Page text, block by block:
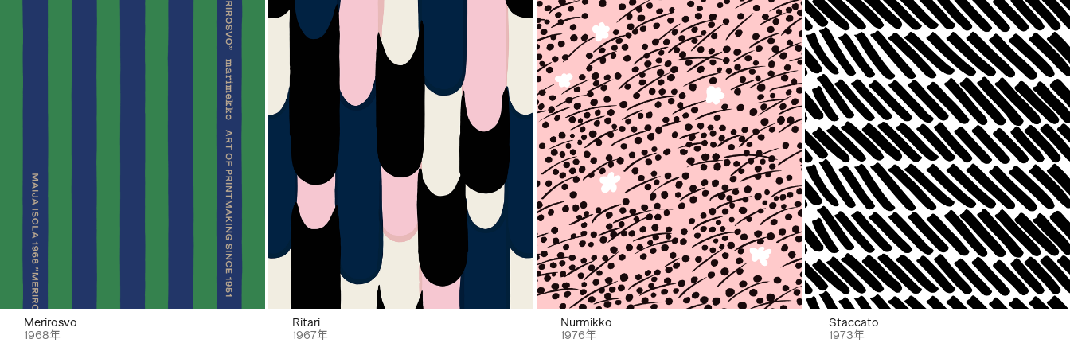
Merirosvo
1968年
Ritari
1967年
Nurmikko
1976年
Staccato
1973年